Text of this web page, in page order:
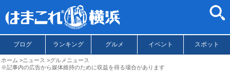
ブログ ランキング グルメ イベント スポット
ホーム ニュース
グルメニュース
※記事内の広告から媒体維持のために収益を得る場合があります